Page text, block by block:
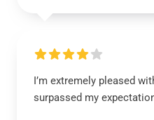
I’m extremely pleased
surpassed my